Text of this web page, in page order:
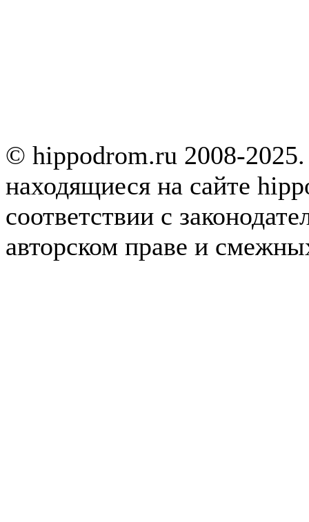
© hippodrom.ru 2008-
находящиеся на сайте
соответствии с
авторском праве и